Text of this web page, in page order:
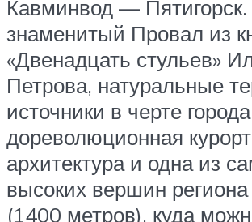
Кавминвод —
знаменитый Провал из
«Двенадцать стульев»
Петрова, натуральные
источники в черте
дореволюционная
архитектура и одна из
высоких вершин
(1400 метров), куда